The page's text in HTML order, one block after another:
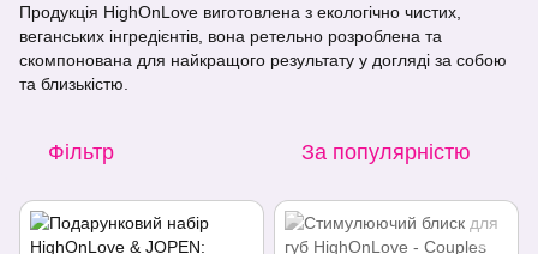
Продукція HighOnLove виготовлена з екологічно чистих,
веганських інгредієнтів, вона ретельно розроблена та
скомпонована для найкращого результату у догляді за собою
та близькістю.
Фільтр За популярністю